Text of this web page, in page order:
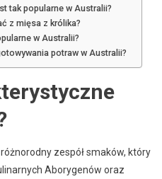
tak popularne w Australii?
z mięsa z królika?
w Australii?
potraw w Australii?
zespół smaków, który
Aborygenów oraz